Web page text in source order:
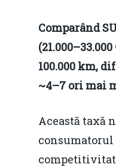
Comparând
100.000 km,
~4–7 ori mai
Această taxă
consumatorul